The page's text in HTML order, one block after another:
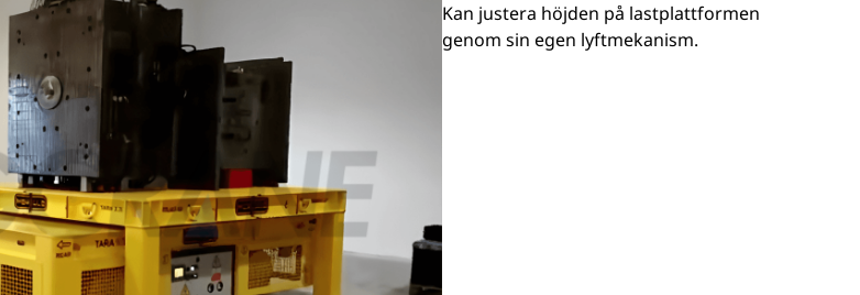
Kan justera höjden på lastplattformen
genom sin egen lyftmekanism.